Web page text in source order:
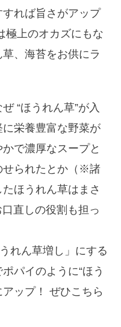
れば旨さがアップ
極上のオカズにもな
、海苔をお供にラ
“ほうれん草”が入
栄養豊富な野菜が
で濃厚なスープと
せられたとか（※諸
ほうれん草はまさ
直しの役割も担っ
れん草増し」にする
パイのように“ほう
ップ！ ぜひこちら